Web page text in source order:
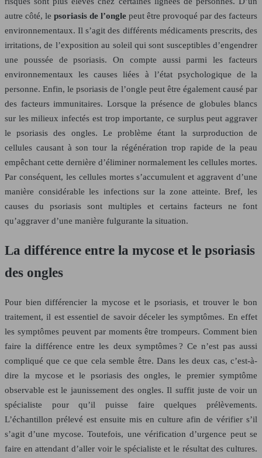
autre côté, le psoriasis de l’ongle peut être provoqué par des facteurs
environnementaux. Il s’agit des différents médicaments prescrits, des
irritations, de l’exposition au soleil qui sont susceptibles d’engendrer
une poussée de psoriasis. On compte aussi parmi les facteurs
environnementaux les causes liées à l’état psychologique de la
personne. Enfin, le psoriasis de l’ongle peut être également causé par
des facteurs immunitaires. Lorsque la présence de globules blancs
sur les milieux infectés est trop importante, ce surplus peut aggraver
le psoriasis des ongles. Le problème étant la surproduction de
cellules causant à son tour la régénération trop rapide de la peau
empêchant cette dernière d’éliminer normalement les cellules mortes.
Par conséquent, les cellules mortes s’accumulent et aggravent d’une
manière considérable les infections sur la zone atteinte. Bref, les
causes du psoriasis sont multiples et certains facteurs ne font
qu’aggraver d’une manière fulgurante la situation.
La différence entre la mycose et le psoriasis
des ongles
Pour bien différencier la mycose et le psoriasis, et trouver le bon
traitement, il est essentiel de savoir déceler les symptômes. En effet
les symptômes peuvent par moments être trompeurs. Comment bien
faire la différence entre les deux symptômes ? Ce n’est pas aussi
compliqué que ce que cela semble être. Dans les deux cas, c’est-à-
dire la mycose et le psoriasis des ongles, le premier symptôme
observable est le jaunissement des ongles. Il suffit juste de voir un
spécialiste pour qu’il puisse faire quelques prélèvements.
L’échantillon prélevé est ensuite mis en culture afin de vérifier s’il
s’agit d’une mycose. Toutefois, une vérification d’urgence peut se
faire en attendant d’aller voir le spécialiste et le résultat des cultures.